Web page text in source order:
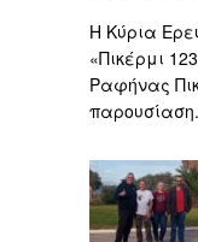
Η Κύρια
«Πικέρμι
Ραφήνας